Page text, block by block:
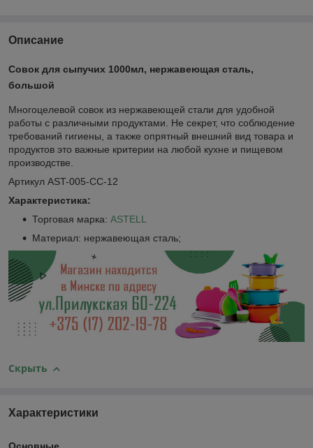
Описание
Совок для сыпучих 1000мл, нержавеющая сталь,
большой
Многоцелевой совок из нержавеющей стали для удобной
работы с различными продуктами. Не секрет, что соблюдение
требований гигиены, а также опрятный внешний вид товара и
продуктов это важные критерии на любой кухне и пищевом
производстве.
Артикул AST-005-СС-12
Характеристика:
Торговая марка: ASTELL
Материал: нержавеющая сталь;
Скрыть
Характеристики
Основные